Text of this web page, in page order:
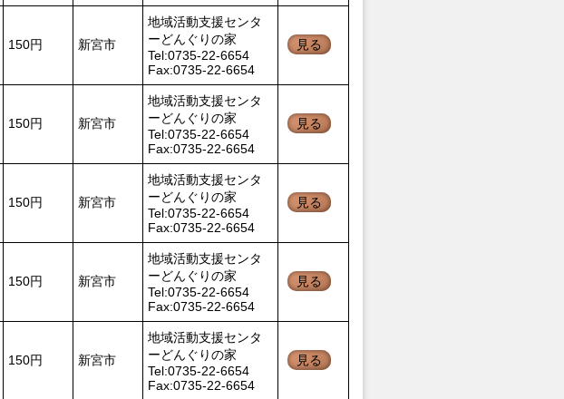
150円 新宮市
地域活動支援センタ
ーどんぐりの家
Tel:0735-22-6654
Fax:0735-22-6654
見る
150円 新宮市
地域活動支援センタ
ーどんぐりの家
Tel:0735-22-6654
Fax:0735-22-6654
見る
150円 新宮市
地域活動支援センタ
ーどんぐりの家
Tel:0735-22-6654
Fax:0735-22-6654
見る
150円 新宮市
地域活動支援センタ
ーどんぐりの家
Tel:0735-22-6654
Fax:0735-22-6654
見る
150円 新宮市
地域活動支援センタ
ーどんぐりの家
Tel:0735-22-6654
Fax:0735-22-6654
見る